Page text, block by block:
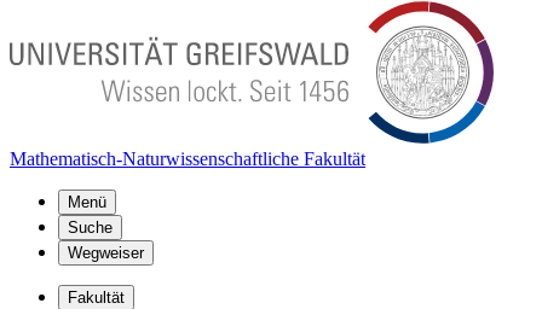
Mathematisch-Naturwissenschaftliche Fakultät
Menü
Suche
Wegweiser
Fakultät